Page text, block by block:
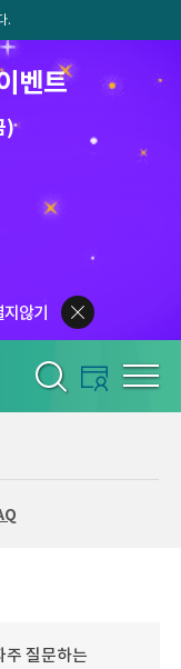
.
벤트
)
지않기
주 질문하는